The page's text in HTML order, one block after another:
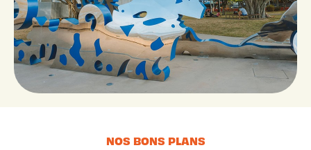
NOS BONS PLANS